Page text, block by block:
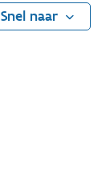
Snel naar